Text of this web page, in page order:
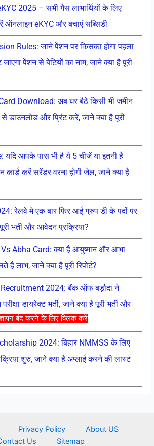
बंद करने के लिए क्लिक करें
2025 – सभी गैस लाभार्थियों के लिए
ऑनलाइन eKYC और बचाएं सब्सिडी
Rules: जाने पेंशन पर किसका होगा पहला
पेंशन से बेटियों का नाम, जाने क्या है पूरी
Download: अब घर बैठे किसी भी जमीन
से डाउनलोड और प्रिंट करें, जाने क्या है पूरी
यदि आपके पास भी है ये 5 चीजें या इतनी है
कार्ड करें सरेंडर वरना होगी जेल, जाने क्या है
रेलवे मे एक बार फिर आई ग्रुप डी के पदों पर
भर्ती और आवेदन प्रक्रिया?
Abha Card: क्या है आयुष्मान और आभा
है लाभ, जाने क्या है पूरी रिपोर्ट?
2024: बैंक ऑफ बड़ौदा ने
डायरेक्ट भर्ती, जाने क्या है पूरी भर्ती और
2024: बिहार NMMSS के लिए
शुरु, जाने क्या है अप्लाई करने की लास्ट
Privacy Policy
About US
Us
Sitemap